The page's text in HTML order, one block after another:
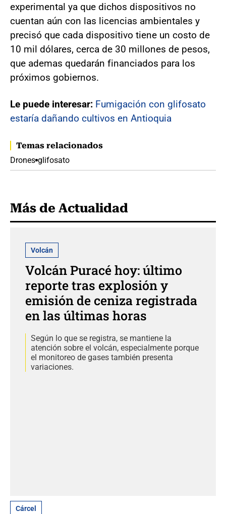
experimental ya que dichos dispositivos no
cuentan aún con las licencias ambientales y
precisó que cada dispositivo tiene un costo de
10 mil dólares, cerca de 30 millones de pesos,
que ademas quedarán financiados para los
próximos gobiernos.
Le puede interesar: Fumigación con glifosato
estaría dañando cultivos en Antioquia
Temas relacionados
Drones glifosato
Más de Actualidad
Volcán
Volcán Puracé hoy: último
reporte tras explosión y
emisión de ceniza registrada
en las últimas horas
Según lo que se registra, se mantiene la
atención sobre el volcán, especialmente porque
el monitoreo de gases también presenta
variaciones.
Cárcel